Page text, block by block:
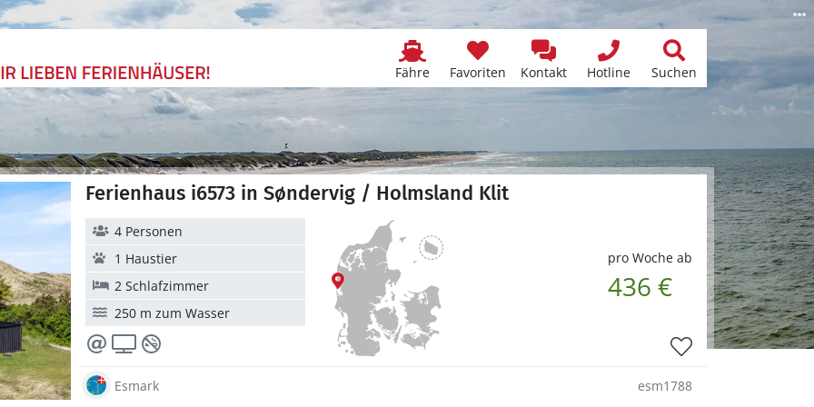
Fähre Favoriten Kontakt Hotline Suchen
Ferienhaus i6573 in Søndervig / Holmsland Klit
pro Woche ab
436 €
4 Personen
1 Haustier
2 Schlafzimmer
250 m zum Wasser
Esmark esm1788